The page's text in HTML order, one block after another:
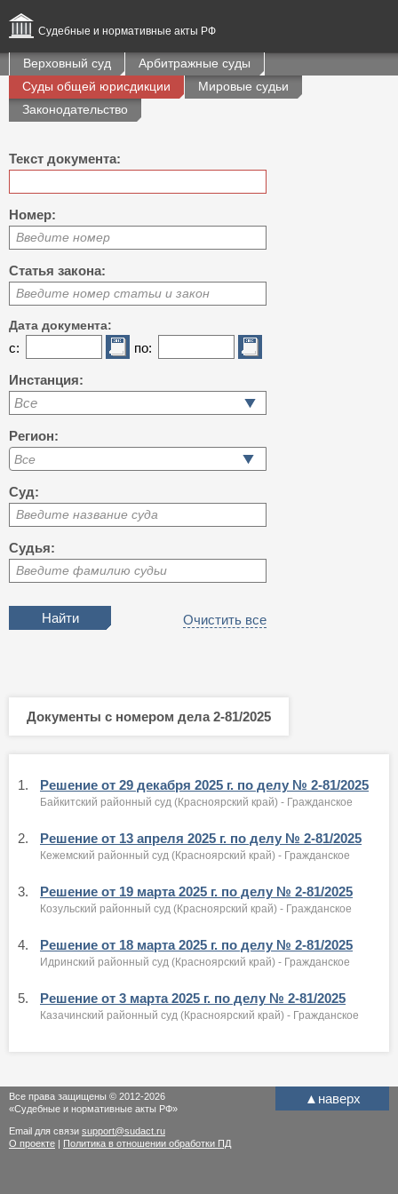
Судебные и нормативные акты РФ
Верховный суд
Арбитражные суды
Суды общей юрисдикции
Мировые судьи
Законодательство
Текст документа:
Номер:
Введите номер
Статья закона:
Введите номер статьи и закон
Дата документа:
с: по:
Инстанция:
Все
Регион:
Суд:
Введите название суда
Судья:
Введите фамилию судьи
Очистить все
Документы с номером дела 2-81/2025
1. Решение от 29 декабря 2025 г. по делу № 2-81/2025
Байкитский районный суд (Красноярский край) - Гражданское
2. Решение от 13 апреля 2025 г. по делу № 2-81/2025
Кежемский районный суд (Красноярский край) - Гражданское
3. Решение от 19 марта 2025 г. по делу № 2-81/2025
Козульский районный суд (Красноярский край) - Гражданское
4. Решение от 18 марта 2025 г. по делу № 2-81/2025
Идринский районный суд (Красноярский край) - Гражданское
5. Решение от 3 марта 2025 г. по делу № 2-81/2025
Казачинский районный суд (Красноярский край) - Гражданское
▲ наверх
Все права защищены © 2012-2026
«Судебные и нормативные акты РФ»
Email для связи support@sudact.ru
О проекте | Политика в отношении обработки ПД